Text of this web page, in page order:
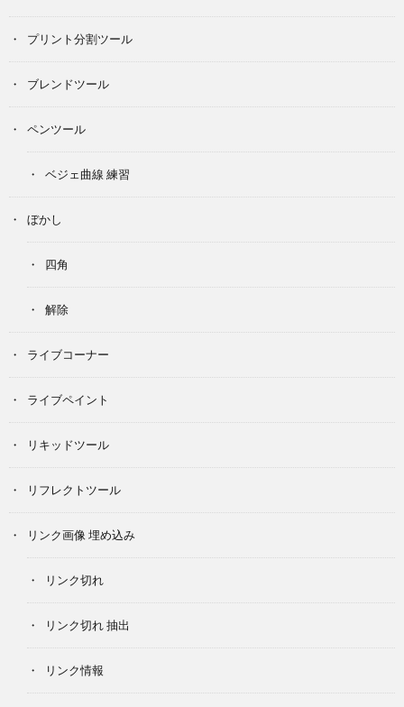
プリント分割ツール
ブレンドツール
ペンツール
ベジェ曲線 練習
ぼかし
四角
解除
ライブコーナー
ライブペイント
リキッドツール
リフレクトツール
リンク画像 埋め込み
リンク切れ
リンク切れ 抽出
リンク情報